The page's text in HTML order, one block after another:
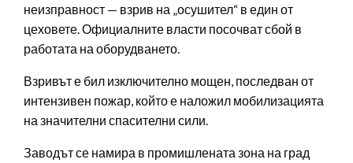
неизправност — взрив на „осушител“ в един от
цеховете. Официалните власти посочват сбой в
работата на оборудването.
Взривът е бил изключително мощен, последван от
интензивен пожар, който е наложил мобилизацията
на значителни спасителни сили.
Заводът се намира в промишлената зона на град